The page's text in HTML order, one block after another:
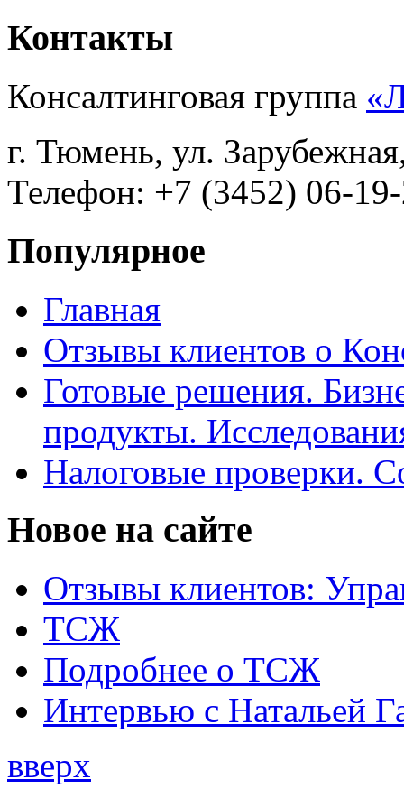
Контакты
Консалтинговая группа
г. Тюмень, ул.
Телефон: +7 (3452) 06-
Популярное
Главная
Отзывы клиентов о
Готовые решения.
продукты.
Налоговые проверки.
Новое на сайте
Отзывы клиентов:
ТСЖ
Подробнее о ТСЖ
Интервью с Натальей
вверх